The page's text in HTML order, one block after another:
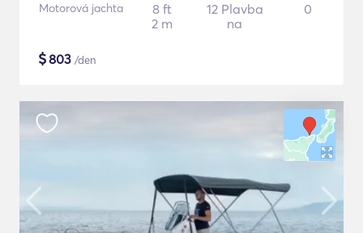
Motorová jachta
8 ft
2 m
12 Plavba
na
0
$803 /den